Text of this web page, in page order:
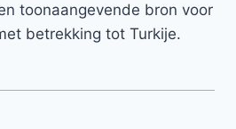
toonaangevende bron voor
betrekking tot Turkije.